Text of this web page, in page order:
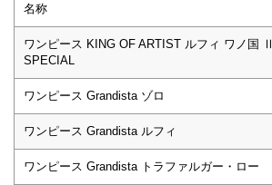
名称
ワンピース KING OF ARTIST ルフィ ワノ国 Ⅱ
SPECIAL
ワンピース Grandista ゾロ
ワンピース Grandista ルフィ
ワンピース Grandista トラファルガー・ロー